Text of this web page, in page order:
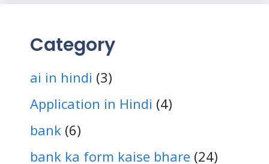
Category
ai in hindi (3)
Application in Hindi (4)
bank (6)
bank ka form kaise bhare (24)